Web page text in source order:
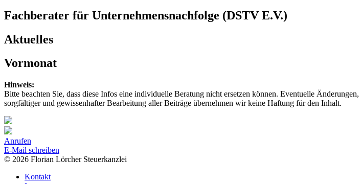
Fachberater für Unternehmensnachfolge (DSTV E.V.)
Aktuelles
Vormonat
Hinweis:
Bitte beachten Sie, dass diese Infos eine individuelle Beratung nicht ersetzen können. Eventuelle
sorgfältiger und gewissenhafter Bearbeitung aller Beiträge übernehmen wir keine Haftung für den Inhalt.
Anrufen
E-Mail schreiben
© 2026 Florian Lörcher Steuerkanzlei
Kontakt